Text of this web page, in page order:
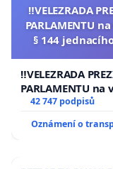
‼️VELEZRADA
PARLAMENTU
§ 144
‼️VELEZRADA
PARLAMENTU
144 jednacího
republiky
42 747 podpisů
Oznámení o